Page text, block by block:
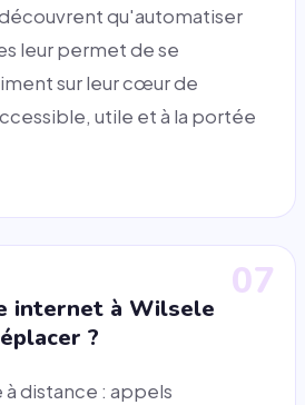
qu'automatiser
leur permet de se
sur leur cœur de
utile et à la portée
07
internet à Wilsele
?
à distance : appels